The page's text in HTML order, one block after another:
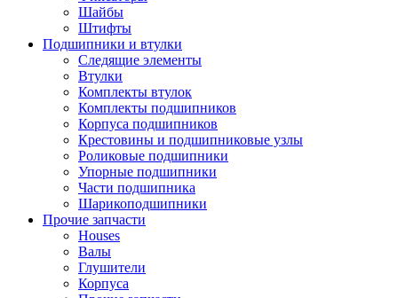
Шайбы
Штифты
Подшипники и втулки
Следящие элементы
Втулки
Комплекты втулок
Комплекты подшипников
Корпуса подшипников
Крестовины и подшипниковые узлы
Роликовые подшипники
Упорные подшипники
Части подшипника
Шарикоподшипники
Прочие запчасти
Houses
Валы
Глушители
Корпуса